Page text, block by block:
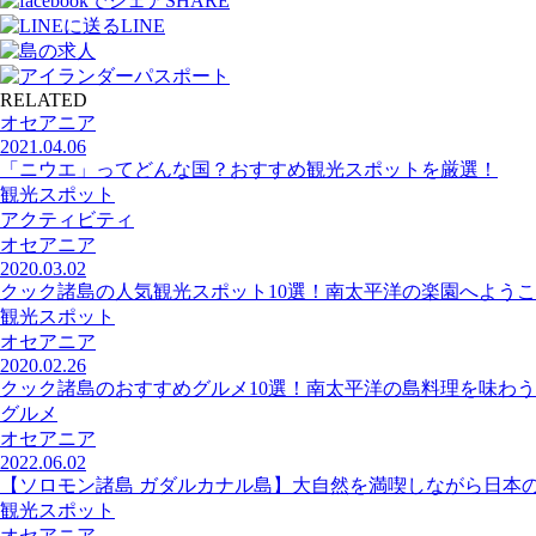
LINE
RELATED
オセアニア
2021.04.06
「ニウエ」ってどんな国？おすすめ観光スポットを厳選！
観光スポット
アクティビティ
オセアニア
2020.03.02
クック諸島の人気観光スポット10選！南太平洋の楽園へようこ
観光スポット
オセアニア
2020.02.26
クック諸島のおすすめグルメ10選！南太平洋の島料理を味わ
グルメ
オセアニア
2022.06.02
【ソロモン諸島 ガダルカナル島】大自然を満喫しながら日本
観光スポット